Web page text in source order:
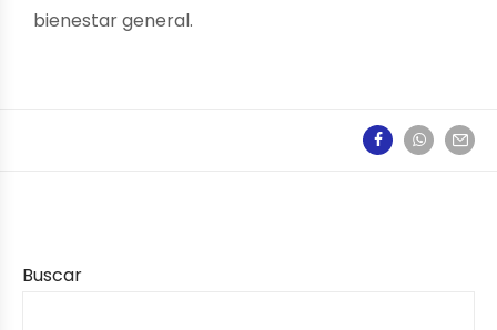
Buscar
bienestar general.